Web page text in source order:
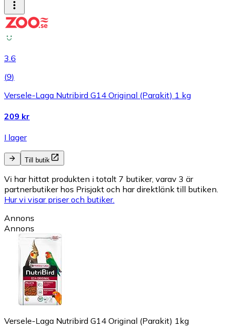
3.6
(9)
Versele-Laga Nutribird G14 Original (Parakit) 1 kg
209 kr
I lager
Till butik
Vi har hittat produkten i totalt 7 butiker, varav 3 är
partnerbutiker hos Prisjakt och har direktlänk till butiken.
Hur vi visar priser och butiker.
Annons
Annons
Versele-Laga Nutribird G14 Original (Parakit) 1kg